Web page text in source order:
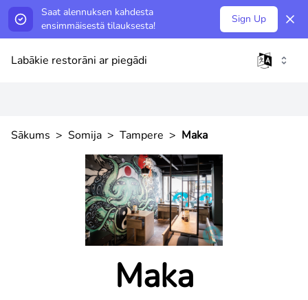
Saat alennuksen kahdesta
ensimmäisestä tilauksesta!
Sign Up
Labākie restorāni ar piegādi
Sākums > Somija > Tampere > Maka
Maka